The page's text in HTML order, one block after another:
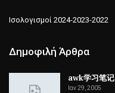
Ισολογισμοί 2024-2023-2022
Δημοφιλή Άρθρα
awk学习笔记
Ιαν 29, 2005